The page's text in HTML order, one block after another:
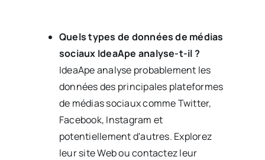
Quels types de données de médias
sociaux IdeaApe analyse-t-il ?
IdeaApe analyse probablement les
données des principales plateformes
de médias sociaux comme Twitter,
Facebook, Instagram et
potentiellement d'autres. Explorez
leur site Web ou contactez leur